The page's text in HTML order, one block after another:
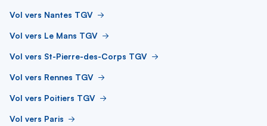
Vol vers Nantes TGV
Vol vers Le Mans TGV
Vol vers St-Pierre-des-Corps TGV
Vol vers Rennes TGV
Vol vers Poitiers TGV
Vol vers Paris